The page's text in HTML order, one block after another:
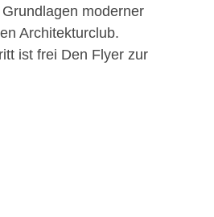
moderner
Architekturclub.
ist frei Den Flyer zur